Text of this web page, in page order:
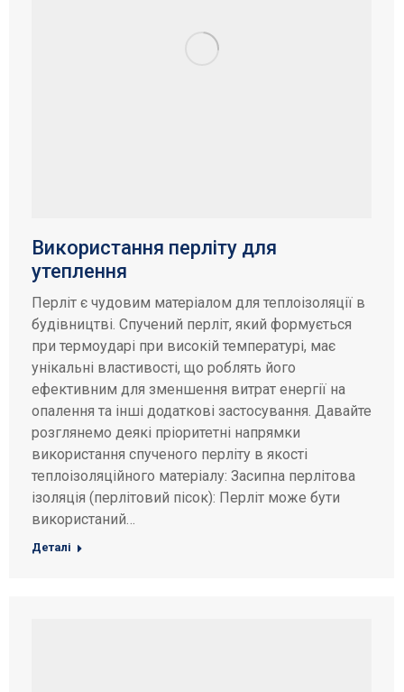
Використання перліту для
утеплення
Перліт є чудовим матеріалом для теплоізоляції в
будівництві. Спучений перліт, який формується
при термоударі при високій температурі, має
унікальні властивості, що роблять його
ефективним для зменшення витрат енергії на
опалення та інші додаткові застосування. Давайте
розглянемо деякі пріоритетні напрямки
використання спученого перліту в якості
теплоізоляційного матеріалу: Засипна перлітова
ізоляція (перлітовий пісок): Перліт може бути
використаний…
Деталі